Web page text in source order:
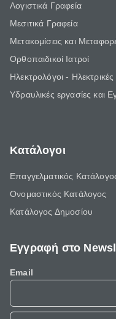
Λογιστικά Γραφεία
Μεσιτικά Γραφεία
Μετακομίσεις και
Ορθοπαιδικοί Ιατροί
Ηλεκτρολόγοι -
Υδραυλικές εργασίες και
Κατάλογοι
Επαγγελματικός
Ονομαστικός Κατάλογος
Κατάλογος Δημοσίου
Εγγραφή στο
Email